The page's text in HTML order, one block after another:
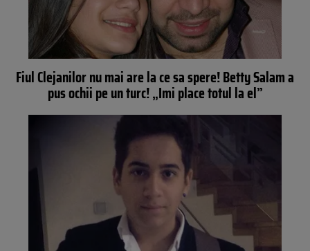
Fiul Clejanilor nu mai are la ce sa spere! Betty Salam a
pus ochii pe un turc! „Imi place totul la el”